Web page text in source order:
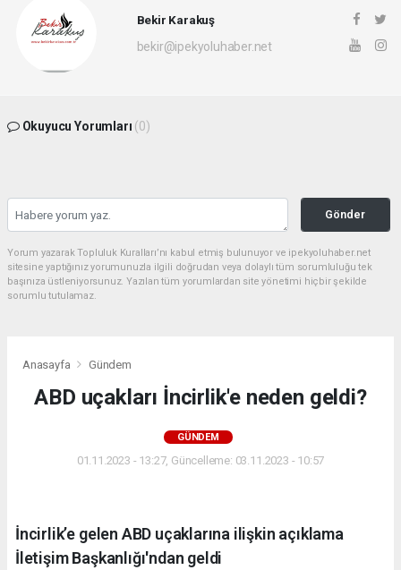
Bekir Karakuş
bekir@ipekyoluhaber.net
Okuyucu Yorumları (0)
Gönder
Yorum yazarak Topluluk Kuralları’nı kabul etmiş bulunuyor ve ipekyoluhaber.net
sitesine yaptığınız yorumunuzla ilgili doğrudan veya dolaylı tüm sorumluluğu tek
başınıza üstleniyorsunuz. Yazılan tüm yorumlardan site yönetimi hiçbir şekilde
sorumlu tutulamaz.
Anasayfa Gündem
ABD uçakları İncirlik'e neden geldi?
GÜNDEM
01.11.2023 - 13:27, Güncelleme: 03.11.2023 - 10:57
İncirlik’e gelen ABD uçaklarına ilişkin açıklama
İletişim Başkanlığı'ndan geldi